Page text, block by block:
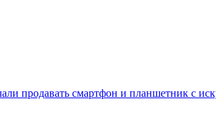
продавать смартфон и планшетник с